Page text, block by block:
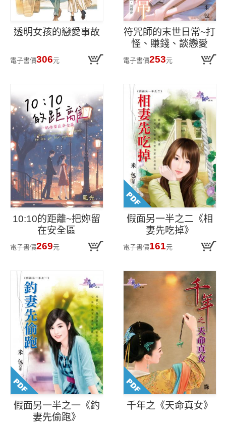
透明女孩的戀愛事故
電子書價306元
符咒師的末世日常~打
怪、賺錢、談戀愛
電子書價253元
10:10的距離~把妳留
在安全區
電子書價269元
假面另一半之二《相
妻先吃掉》
電子書價161元
假面另一半之一《釣
妻先偷跑》
千年之《天命真女》